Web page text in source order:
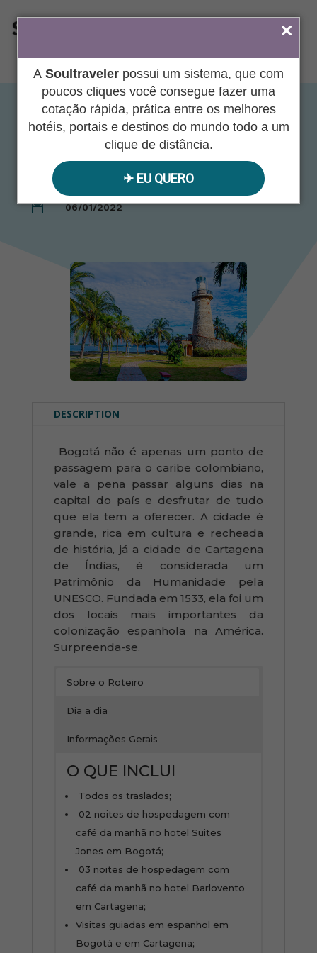
A Soultraveler possui um sistema, que com
poucos cliques você consegue fazer uma
cotação rápida, prática entre os melhores
hotéis, portais e destinos do mundo todo a um
clique de distância.
✈︎ EU QUERO
ÁREA DO AGENTE
Cidades Imperdíveis –
Bogotá e Cartagena
 06/01/2022
DESCRIPTION
Bogotá não é apenas um ponto de
passagem para o caribe colombiano,
vale a pena passar alguns dias na
capital do país e desfrutar de tudo
que ela tem a oferecer. A cidade é
grande, rica em cultura e recheada
de história, já a cidade de Cartagena
de Índias, é considerada um
Patrimônio da Humanidade pela
UNESCO. Fundada em 1533, ela foi um
dos locais mais importantes da
colonização espanhola na América.
Surpreenda-se.
Sobre o Roteiro
Dia a dia
Informações Gerais
O QUE INCLUI
Todos os traslados;
02 noites de hospedagem com
café da manhã no hotel Suites
Jones em Bogotá;
03 noites de hospedagem com
café da manhã no hotel Barlovento
em Cartagena;
Visitas guiadas em espanhol em
Bogotá e em Cartagena;